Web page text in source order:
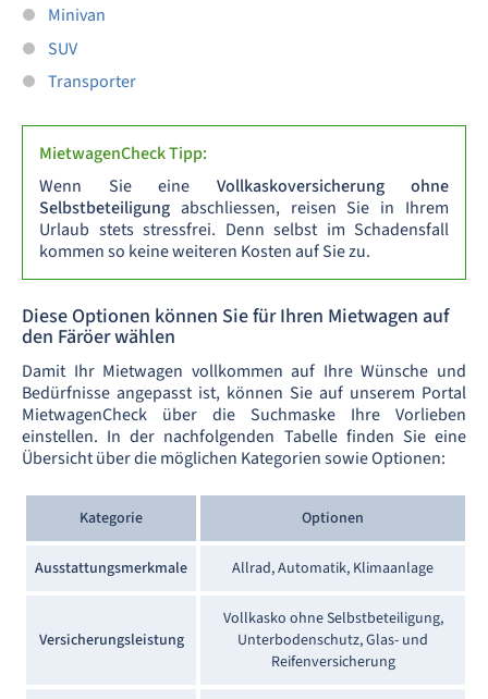
Minivan
SUV
Transporter
MietwagenCheck Tipp:
Wenn Sie eine Vollkaskoversicherung ohne
Selbstbeteiligung abschliessen, reisen Sie in Ihrem
Urlaub stets stressfrei. Denn selbst im Schadensfall
kommen so keine weiteren Kosten auf Sie zu.
Diese Optionen können Sie für Ihren Mietwagen auf
den Färöer wählen
Damit Ihr Mietwagen vollkommen auf Ihre Wünsche und
Bedürfnisse angepasst ist, können Sie auf unserem Portal
MietwagenCheck über die Suchmaske Ihre Vorlieben
einstellen. In der nachfolgenden Tabelle finden Sie eine
Übersicht über die möglichen Kategorien sowie Optionen:
Kategorie Optionen
Ausstattungsmerkmale Allrad, Automatik, Klimaanlage
Versicherungsleistung
Vollkasko ohne Selbstbeteiligung,
Unterbodenschutz, Glas- und
Reifenversicherung